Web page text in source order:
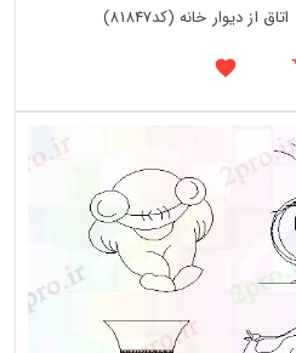
دیوار خانه (کد81847)